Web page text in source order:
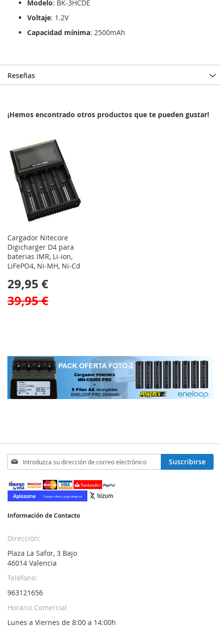
Modelo: BK-3HCDE
Voltaje: 1.2V
Capacidad mínima: 2500mAh
Reseñas
¡Hemos encontrado otros productos que te pueden gustar!
Cargador Nitecore
Digicharger D4 para
baterias IMR, Li-ion,
LiFePO4, Ni-MH, Ni-Cd
29,95 €
39,95 €
Inscríbase
a
nuestro
boletín
de
Suscribirse
Información de Contacto
Dirección:
Plaza La Safor, 3 Bajo
46014 Valencia
Teléfono:
963121656
Horario Comercial
Lunes a Viernes de 8:00 a 14:00h